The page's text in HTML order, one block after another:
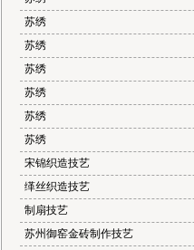
苏绣
苏绣
苏绣
苏绣
苏绣
苏绣
宋锦织造技艺
缂丝织造技艺
制扇技艺
苏州御窑金砖制作技艺